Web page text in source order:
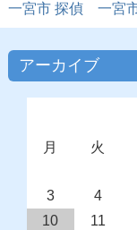
一宮市 探偵 一宮
アーカイブ
月
火
3
4
10
11